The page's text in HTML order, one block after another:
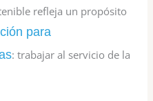
refleja un propósito
para
: trabajar al servicio de la